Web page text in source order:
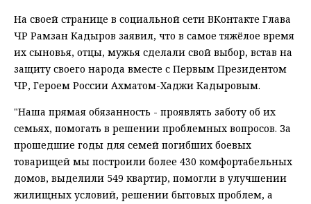
На своей странице в социальной сети ВКонтакте Глава
ЧР Рамзан Кадыров заявил, что в самое тяжёлое время
их сыновья, отцы, мужья сделали свой выбор, встав на
защиту своего народа вместе с Первым Президентом
ЧР, Героем России Ахматом-Хаджи Кадыровым.
"Наша прямая обязанность - проявлять заботу об их
семьях, помогать в решении проблемных вопросов. За
прошедшие годы для семей погибших боевых
товарищей мы построили более 430 комфортабельных
домов, выделили 549 квартир, помогли в улучшении
жилищных условий, решении бытовых проблем, а